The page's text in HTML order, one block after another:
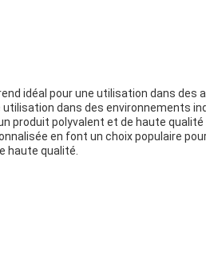
idéal pour une utilisation dans des
dans des environnements
produit polyvalent et de haute qualité
en font un choix populaire
haute qualité.